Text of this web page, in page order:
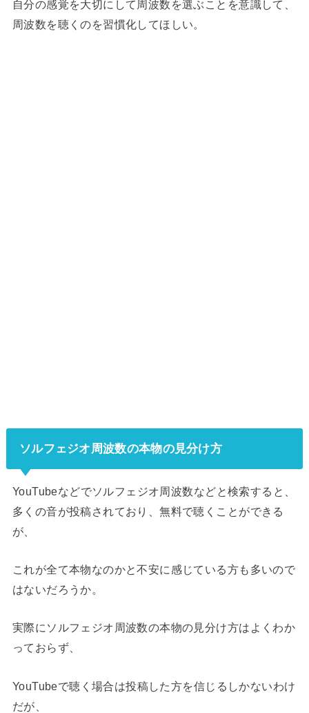
自分の感覚を大切にして周波数を選ぶことを意識して、
周波数を聴くのを習慣化してほしい。
ソルフェジオ周波数の本物の見分け方
YouTubeなどでソルフェジオ周波数などと検索すると、
多くの音が投稿されており、無料で聴くことができる
が、
これが全て本物なのかと不安に感じている方も多いので
はないだろうか。
実際にソルフェジオ周波数の本物の見分け方はよくわか
っておらず、
YouTubeで聴く場合は投稿した方を信じるしかないわけ
だが、